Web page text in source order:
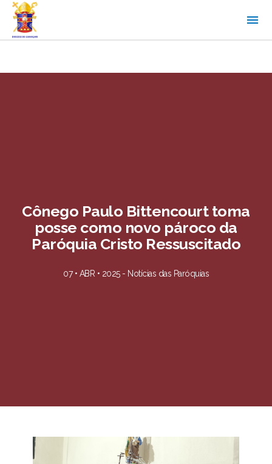
Cônego Paulo Bittencourt toma
posse como novo pároco da
Paróquia Cristo Ressuscitado
07 • ABR • 2025 - Notícias das Paróquias